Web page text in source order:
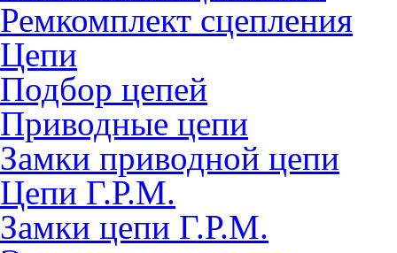
Ремкомплект сцепления
Цепи
Подбор цепей
Приводные цепи
Замки приводной цепи
Цепи Г.Р.М.
Замки цепи Г.Р.М.